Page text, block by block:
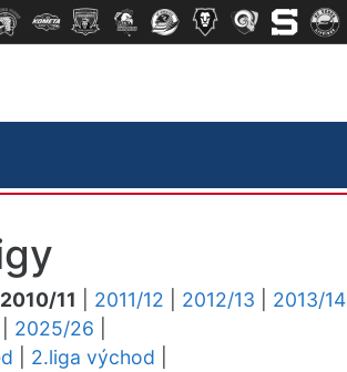
2010/11 2011/12 2012/13 2013/14
2025/26
2.liga východ